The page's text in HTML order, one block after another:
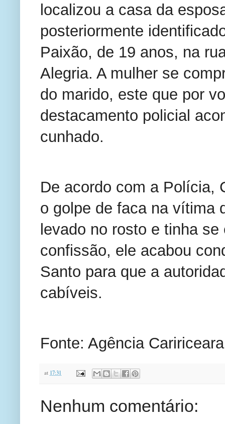
localizou a casa da
posteriormente
Paixão, de 19 anos, na
Alegria. A mulher se
do marido, este que por
destacamento policial
cunhado.
De acordo com a Polícia,
o golpe de faca na vítima
levado no rosto e tinha
confissão, ele acabou
Santo para que a
cabíveis.
Fonte: Agência Caririceara
at 17:31
Nenhum comentário: